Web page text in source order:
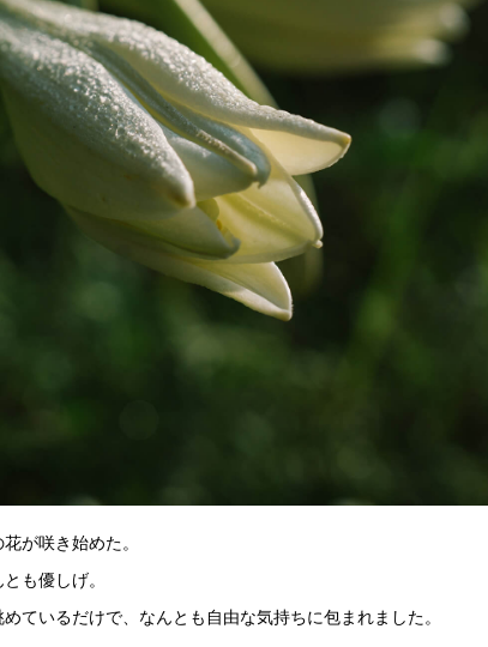
が咲き始めた。
も優しげ。
ているだけで、なんとも自由な気持ちに包まれました。